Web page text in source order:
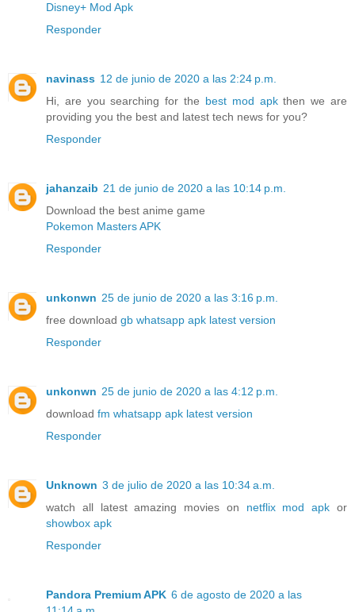
Disney+ Mod Apk
Responder
navinass 12 de junio de 2020 a las 2:24 p.m.
Hi, are you searching for the best mod apkthen we are
providing you the best and latest tech news for you?
Responder
jahanzaib 21 de junio de 2020 a las 10:14 p.m.
Download the best anime game
Pokemon Masters APK
Responder
unkonwn 25 de junio de 2020 a las 3:16 p.m.
free download gb whatsapp apk latest version
Responder
unkonwn 25 de junio de 2020 a las 4:12 p.m.
download fm whatsapp apk latest version
Responder
Unknown 3 de julio de 2020 a las 10:34 a.m.
watch all latest amazing movies on netflix mod apk or
showbox apk
Responder
Pandora Premium APK 6 de agosto de 2020 a las